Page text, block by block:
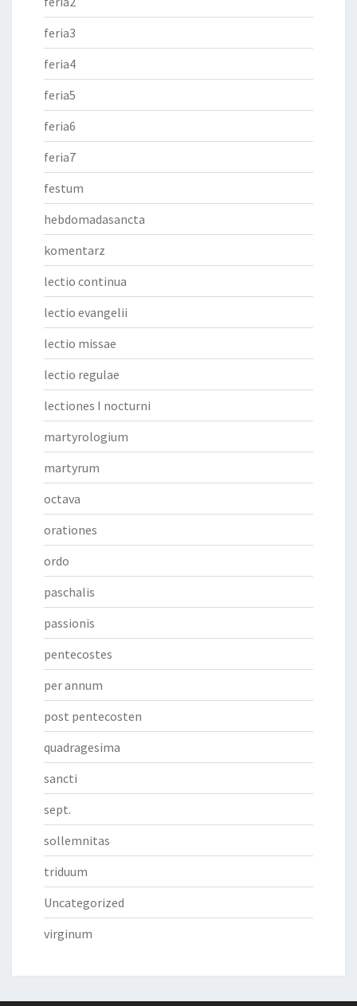
feria3
feria4
feria5
feria6
feria7
festum
hebdomadasancta
komentarz
lectio continua
lectio evangelii
lectio missae
lectio regulae
lectiones I nocturni
martyrologium
martyrum
octava
orationes
ordo
paschalis
passionis
pentecostes
per annum
post pentecosten
quadragesima
sancti
sept.
sollemnitas
triduum
Uncategorized
virginum